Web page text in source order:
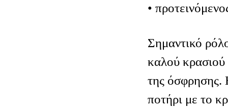
•
Σημαντικό
καλού κρασιού
της όσφρησης.
ποτήρι με το